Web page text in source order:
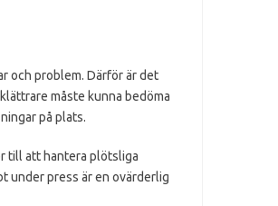
och problem. Därför är det
måste kunna bedöma
på plats.
till att hantera plötsliga
under press är en ovärderlig